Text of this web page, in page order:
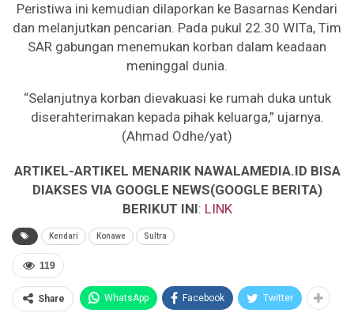
Peristiwa ini kemudian dilaporkan ke Basarnas Kendari
dan melanjutkan pencarian. Pada pukul 22.30 WITa, Tim
SAR gabungan menemukan korban dalam keadaan
meninggal dunia.
“Selanjutnya korban dievakuasi ke rumah duka untuk
diserahterimakan kepada pihak keluarga,” ujarnya.
(Ahmad Odhe/yat)
ARTIKEL-ARTIKEL MENARIK NAWALAMEDIA.ID BISA
DIAKSES VIA GOOGLE NEWS(GOOGLE BERITA)
BERIKUT INI: LINK
Kendari Konawe Sultra
119
Share WhatsApp Facebook Twitter